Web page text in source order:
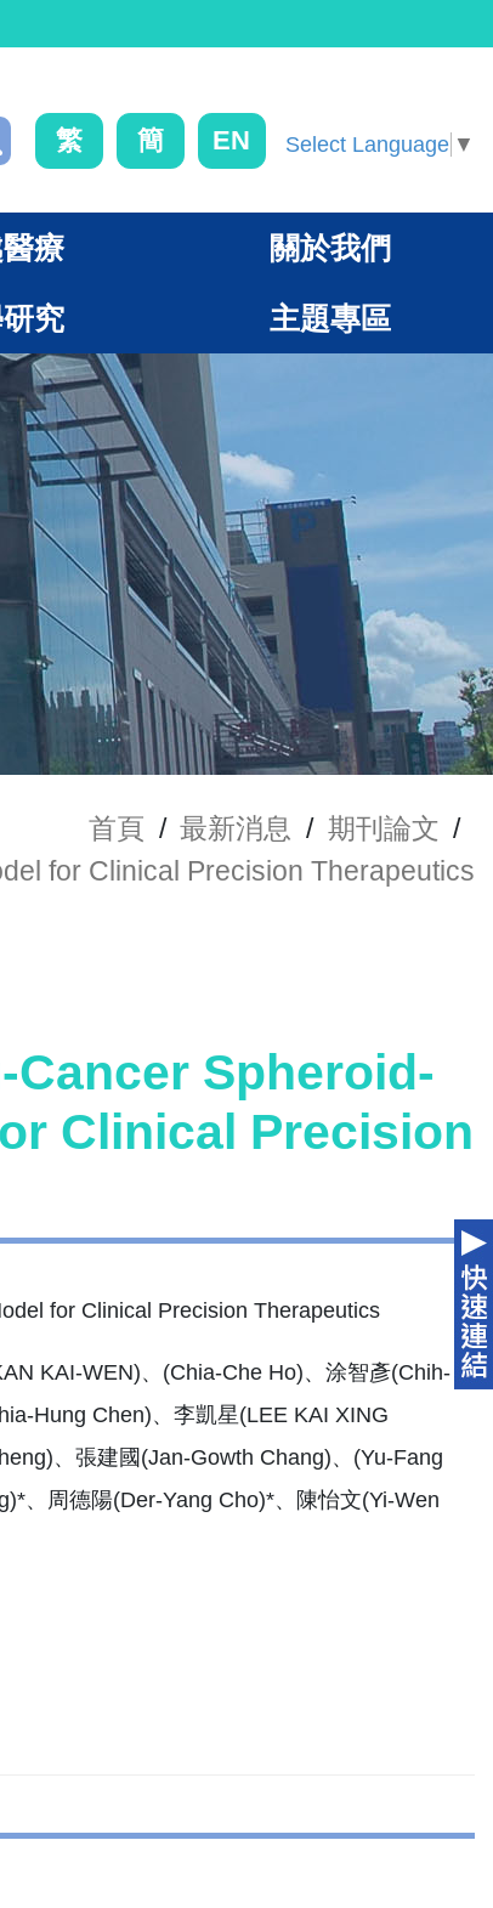
繁 簡 EN Select Language ▼
療 關於我們
究 主題專區
首頁 / 最新消息 / 期刊論文 /
for Clinical Precision Therapeutics
Spheroid-
Clinical Precision
for Clinical Precision Therapeutics
KAI-WEN)、(Chia-Che Ho)、涂智彥(Chih-
Hung Chen)、李凱星(LEE KAI XING
、張建國(Jan-Gowth Chang)、(Yu-Fang
、周德陽(Der-Yang Cho)*、陳怡文(Yi-Wen